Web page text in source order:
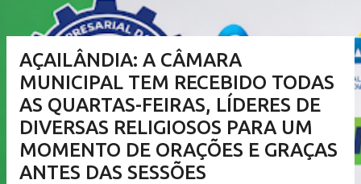
AÇAILÂNDIA: A CÂMARA
MUNICIPAL TEM RECEBIDO TODAS
AS QUARTAS-FEIRAS, LÍDERES DE
DIVERSAS RELIGIOSOS PARA UM
MOMENTO DE ORAÇÕES E GRAÇAS
ANTES DAS SESSÕES